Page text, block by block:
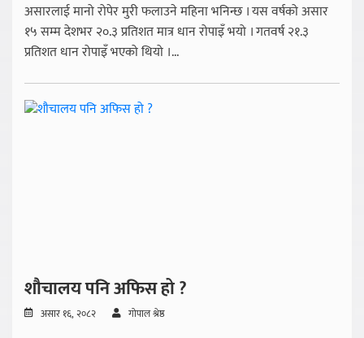
असारलाई मानो रोपेर मुरी फलाउने महिना भनिन्छ । यस वर्षको असार
१५ सम्म देशभर २०.३ प्रतिशत मात्र धान रोपाइँ भयो । गतवर्ष २१.३
प्रतिशत धान रोपाइँ भएको थियो ।...
शौचालय पनि अफिस हो ?
असार १६, २०८२ गोपाल श्रेष्ठ